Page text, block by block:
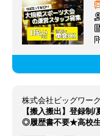
【搬入搬出】登録制
◎履歴書不要★高校生